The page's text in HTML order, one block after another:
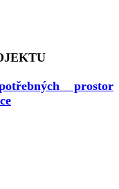
prostor